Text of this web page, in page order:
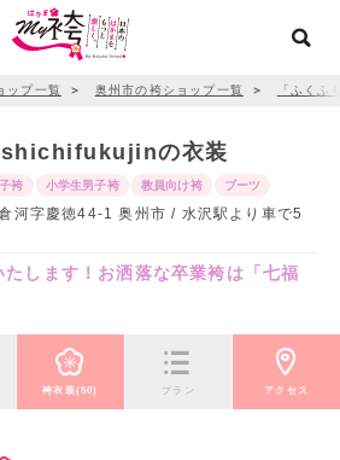
ップ一覧 ＞ 奥州市の袴ショップ一覧 ＞ 「ふく
shichifukujinの衣装
袴 小学生男子袴 教員向け袴 ブーツ
河字慶徳44-1 奥州市 / 水沢駅より車で5
します！お洒落な卒業袴は「七福
袴衣装(50) プラン アクセス